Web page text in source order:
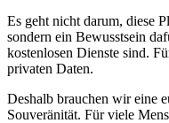
Es geht nicht darum, diese
sondern ein Bewusstsein
kostenlosen Dienste sind.
privaten Daten.
Deshalb brauchen wir eine
Souveränität. Für viele